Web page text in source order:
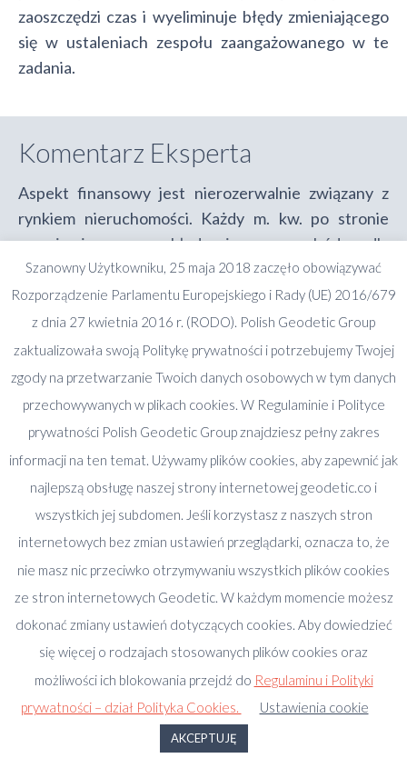
zaoszczędzi czas i wyeliminuje błędy zmieniającego
się w ustaleniach zespołu zaangażowanego w te
zadania.
Komentarz Eksperta
Aspekt finansowy jest nierozerwalnie związany z
rynkiem nieruchomości. Każdy m. kw. po stronie
wynajmującego przekłada się na przychód a dla
najemcy stanowi z kolei wydatek. Aby współpraca
pomiędzy stornami układała się pomyślnie, obie
strony muszą mieć pewność, że powierzchnia, za
która płacą lub na której zarabiają, została
poprawnie wymierzona. Najczęściej wielkość
powierzchni widniejącą w umowie najmu podaje
wykonuje się pomiar z natury przeprowadzany przez
geodetę. I to jest moment, w którym pojawia się
konfrontacja pomiędzy wynajmującym a najemcą,
jeśli owe pomiary się różnią. Wiele razy w swojej
pracy miałam okazję prowadzić negocjacje, w trakcie
których strony spierały się o wielkość powierzchni
najmu i mam świadomość jak trudno jest rozwiązać
tego rodzaju problem, kiedy umowa jest już
podpisana a budżety pozamykane po obu stronach. Z
tego właśnie powodu w umowach najmu stosuje się
zapisy traktujące o tym, że strony dopuszczają błąd
w pomiarach do określonego procentu wielkości
Szanowny Użytkowniku, 25 maja 2018 zaczęło obowiązywać
Rozporządzenie Parlamentu Europejskiego i Rady (UE) 2016/679
z dnia 27 kwietnia 2016 r. (RODO). Polish Geodetic Group
zaktualizowała swoją Politykę prywatności i potrzebujemy Twojej
zgody na przetwarzanie Twoich danych osobowych w tym danych
przechowywanych w plikach cookies. W Regulaminie i Polityce
prywatności Polish Geodetic Group znajdziesz pełny zakres
informacji na ten temat. Używamy plików cookies, aby zapewnić jak
najlepszą obsługę naszej strony internetowej geodetic.co i
wszystkich jej subdomen. Jeśli korzystasz z naszych stron
internetowych bez zmian ustawień przeglądarki, oznacza to, że
nie masz nic przeciwko otrzymywaniu wszystkich plików cookies
ze stron internetowych Geodetic. W każdym momencie możesz
dokonać zmiany ustawień dotyczących cookies. Aby dowiedzieć
się więcej o rodzajach stosowanych plików cookies oraz
możliwości ich blokowania przejdź do Regulaminu i Polityki
prywatności – dział Polityka Cookies.
Ustawienia cookie
AKCEPTUJĘ